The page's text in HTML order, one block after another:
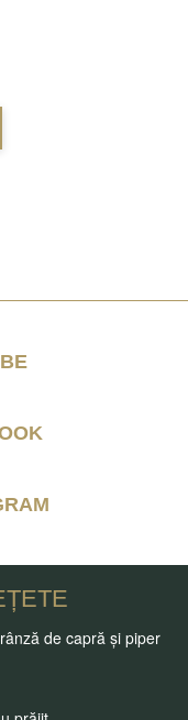
de capră și piper